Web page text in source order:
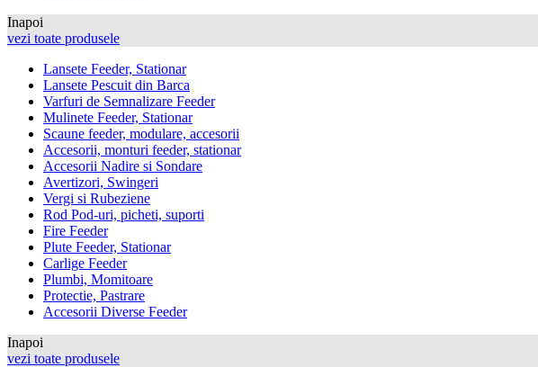
Inapoi
vezi toate produsele
Lansete Feeder, Stationar
Lansete Pescuit din Barca
Varfuri de Semnalizare Feeder
Mulinete Feeder, Stationar
Scaune feeder, modulare, accesorii
Accesorii, monturi feeder, stationar
Accesorii Nadire si Sondare
Avertizori, Swingeri
Vergi si Rubeziene
Rod Pod-uri, picheti, suporti
Fire Feeder
Plute Feeder, Stationar
Carlige Feeder
Plumbi, Momitoare
Protectie, Pastrare
Accesorii Diverse Feeder
Inapoi
vezi toate produsele